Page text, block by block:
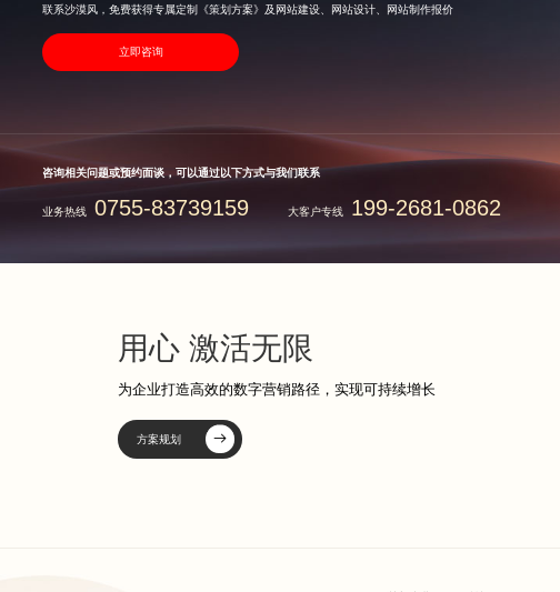
联系沙漠风，免费获得专属定制《策划方案》及网站建设、网站设计、网站制作报价
立即咨询
咨询相关问题或预约面谈，可以通过以下方式与我们联系
业务热线 0755-83739159 大客户专线 199-2681-0862
用心 激活无限
为企业打造高效的数字营销路径，实现可持续增长
方案规划